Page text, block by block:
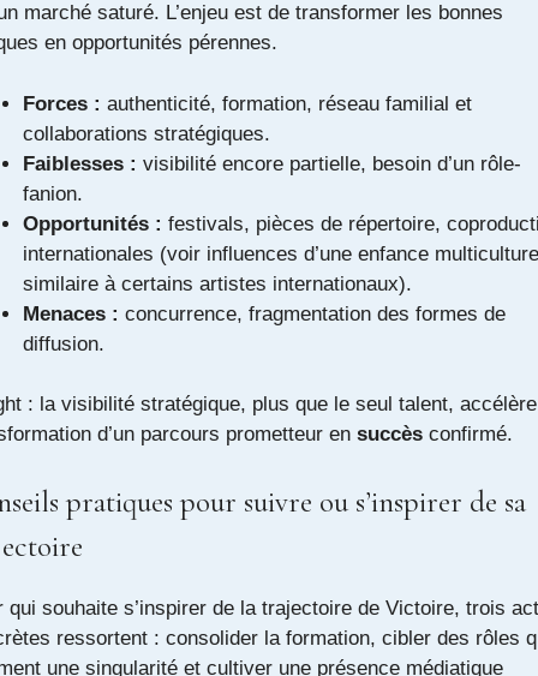
marché saturé. L’enjeu est de transformer les bonnes
en opportunités pérennes.
Forces : authenticité, formation, réseau familial et
collaborations stratégiques.
Faiblesses : visibilité encore partielle, besoin d’un rôle-
fanion.
Opportunités : festivals, pièces de répertoire,
internationales (voir influences d’une enfance
similaire à certains artistes internationaux).
Menaces : concurrence, fragmentation des formes de
diffusion.
: la visibilité stratégique, plus que le seul talent,
d’un parcours prometteur en succèsconfirmé.
pratiques pour suivre ou s’inspirer de sa
qui souhaite s’inspirer de la trajectoire de Victoire, trois
ressortent : consolider la formation, cibler des rôles
une singularité et cultiver une présence médiatique